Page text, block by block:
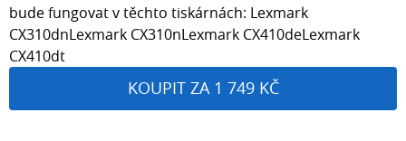
bude fungovat v těchto tiskárnách: Lexmark
CX310dnLexmark CX310nLexmark CX410deLexmark
CX410dt
KOUPIT ZA 1 749 KČ